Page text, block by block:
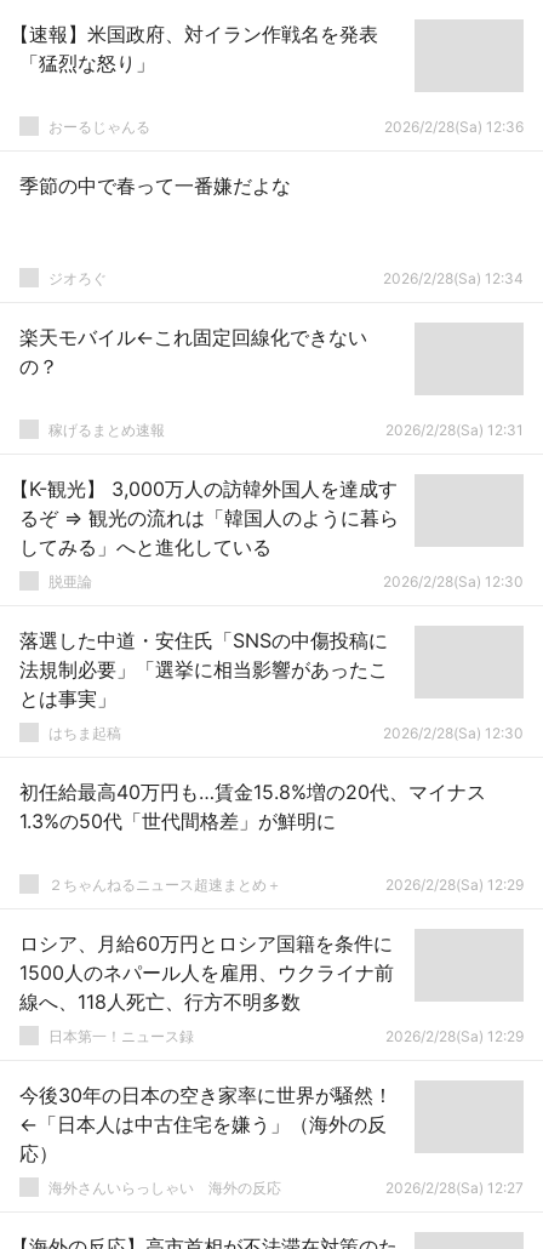
【速報】米国政府、対イラン作戦名を発表
「猛烈な怒り」
おーるじゃんる 2026/2/28(Sa) 12:36
季節の中で春って一番嫌だよな
ジオろぐ 2026/2/28(Sa) 12:34
楽天モバイル←これ固定回線化できない
の？
稼げるまとめ速報 2026/2/28(Sa) 12:31
【K-観光】 3,000万人の訪韓外国人を達成す
るぞ ⇒ 観光の流れは「韓国人のように暮ら
してみる」へと進化している
脱亜論 2026/2/28(Sa) 12:30
落選した中道・安住氏「SNSの中傷投稿に
法規制必要」「選挙に相当影響があったこ
とは事実」
はちま起稿 2026/2/28(Sa) 12:30
初任給最高40万円も…賃金15.8%増の20代、マイナス
1.3%の50代「世代間格差」が鮮明に
２ちゃんねるニュース超速まとめ＋ 2026/2/28(Sa) 12:29
ロシア、月給60万円とロシア国籍を条件に
1500人のネパール人を雇用、ウクライナ前
線へ、118人死亡、行方不明多数
日本第一！ニュース録 2026/2/28(Sa) 12:29
今後30年の日本の空き家率に世界が騒然！
←「日本人は中古住宅を嫌う」（海外の反
応）
海外さんいらっしゃい 海外の反応 2026/2/28(Sa) 12:27